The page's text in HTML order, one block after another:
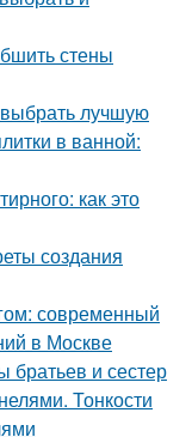
стены
выбрать лучшую
в ванной:
как это
создания
современный
в Москве
и сестер
Тонкости